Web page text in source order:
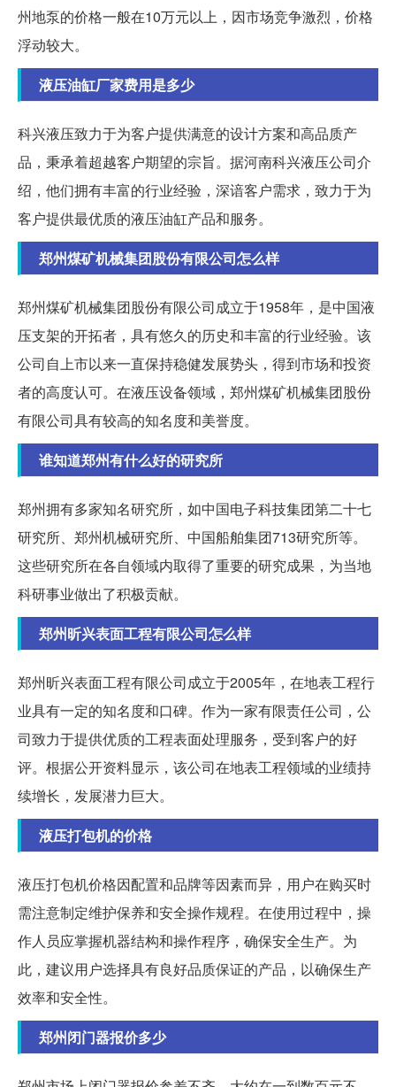
州地泵的价格一般在10万元以上，因市场竞争激烈，价格
浮动较大。
液压油缸厂家费用是多少
科兴液压致力于为客户提供满意的设计方案和高品质产
品，秉承着超越客户期望的宗旨。据河南科兴液压公司介
绍，他们拥有丰富的行业经验，深谙客户需求，致力于为
客户提供最优质的液压油缸产品和服务。
郑州煤矿机械集团股份有限公司怎么样
郑州煤矿机械集团股份有限公司成立于1958年，是中国液
压支架的开拓者，具有悠久的历史和丰富的行业经验。该
公司自上市以来一直保持稳健发展势头，得到市场和投资
者的高度认可。在液压设备领域，郑州煤矿机械集团股份
有限公司具有较高的知名度和美誉度。
谁知道郑州有什么好的研究所
郑州拥有多家知名研究所，如中国电子科技集团第二十七
研究所、郑州机械研究所、中国船舶集团713研究所等。
这些研究所在各自领域内取得了重要的研究成果，为当地
科研事业做出了积极贡献。
郑州昕兴表面工程有限公司怎么样
郑州昕兴表面工程有限公司成立于2005年，在地表工程行
业具有一定的知名度和口碑。作为一家有限责任公司，公
司致力于提供优质的工程表面处理服务，受到客户的好
评。根据公开资料显示，该公司在地表工程领域的业绩持
续增长，发展潜力巨大。
液压打包机的价格
液压打包机价格因配置和品牌等因素而异，用户在购买时
需注意制定维护保养和安全操作规程。在使用过程中，操
作人员应掌握机器结构和操作程序，确保安全生产。为
此，建议用户选择具有良好品质保证的产品，以确保生产
效率和安全性。
郑州闭门器报价多少